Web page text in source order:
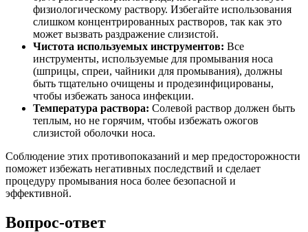
физиологическому раствору. Избегайте использования
слишком концентрированных растворов, так как это
может вызвать раздражение слизистой.
Чистота используемых инструментов: Все
инструменты, используемые для промывания носа
(шприцы, спреи, чайники для промывания), должны
быть тщательно очищены и продезинфицированы,
чтобы избежать заноса инфекции.
Температура раствора: Солевой раствор должен быть
теплым, но не горячим, чтобы избежать ожогов
слизистой оболочки носа.
Соблюдение этих противопоказаний и мер предосторожности
поможет избежать негативных последствий и сделает
процедуру промывания носа более безопасной и
эффективной.
Вопрос-ответ